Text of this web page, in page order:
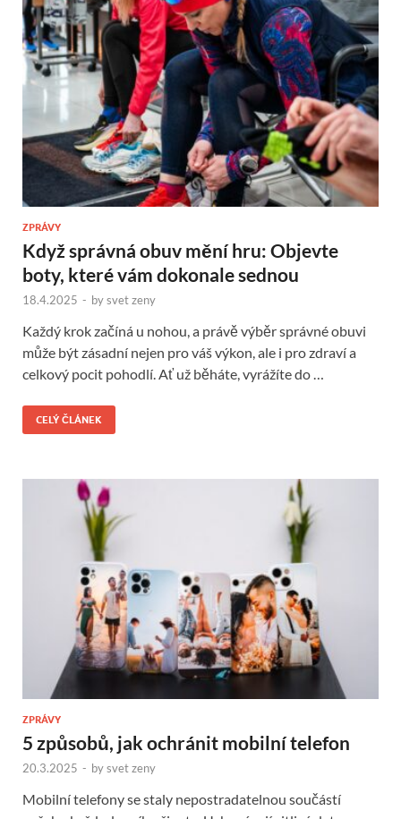
ZPRÁVY
Když správná obuv mění hru: Objevte
boty, které vám dokonale sednou
18.4.2025 - bysvet zeny
Každý krok začíná u nohou, a právě výběr správné obuvi
může být zásadní nejen pro váš výkon, ale i pro zdraví a
celkový pocit pohodlí. Ať už běháte, vyrážíte do …
CELÝ ČLÁNEK
ZPRÁVY
5 způsobů, jak ochránit mobilní telefon
20.3.2025 - bysvet zeny
Mobilní telefony se staly nepostradatelnou součástí